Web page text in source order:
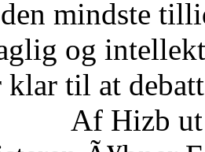
mindste
og
klar til at
Af Hizb